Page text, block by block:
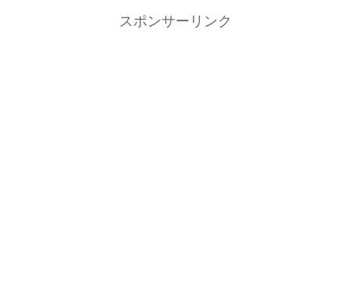
スポンサーリンク